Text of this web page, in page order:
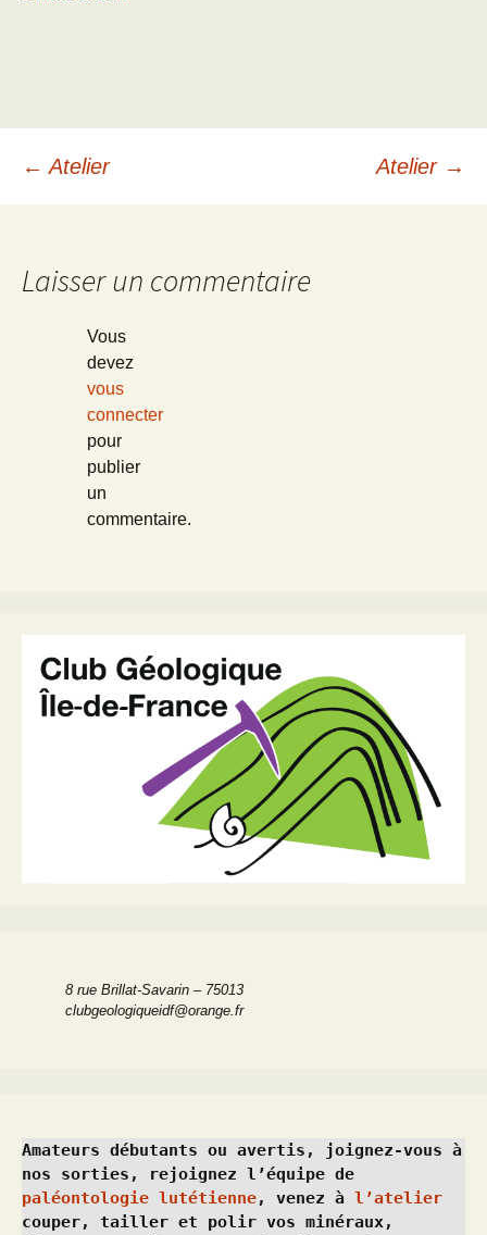
Navigation
articles
← Atelier Atelier →
Laisser un commentaire
Vous
devez
vous
connecter
pour
publier
un
commentaire.
8 rue Brillat-Savarin – 75013
clubgeologiqueidf@orange.fr
Amateurs débutants ou avertis, joignez-vous à
paléontologie lutétienne, venez à l’atelier
couper, tailler et polir vos minéraux,